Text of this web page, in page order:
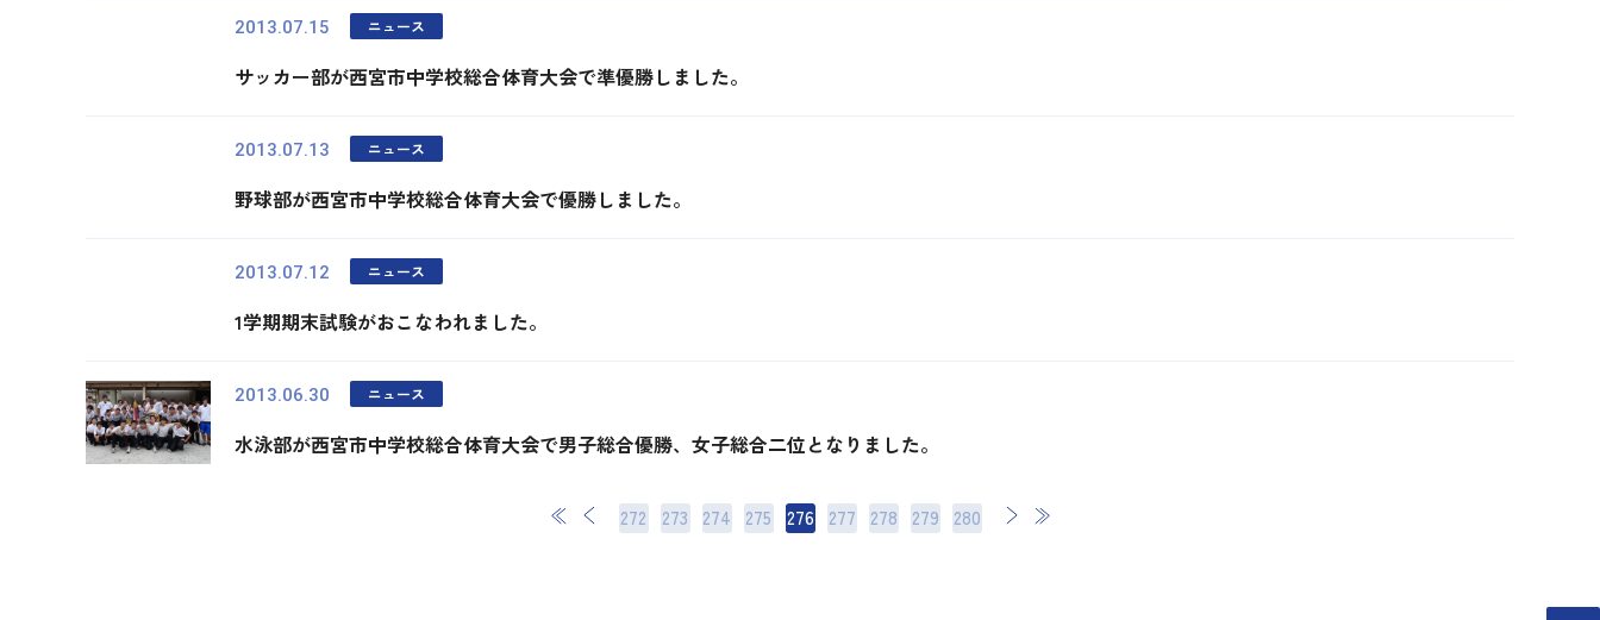
2013.07.15 ニュース
サッカー部が西宮市中学校総合体育大会で準優勝しました。
2013.07.13 ニュース
野球部が西宮市中学校総合体育大会で優勝しました。
2013.07.12 ニュース
1学期期末試験がおこなわれました。
2013.06.30 ニュース
水泳部が西宮市中学校総合体育大会で男子総合優勝、女子総合二位となりました。
272 273 274 275 276 277 278 279 280
次 最後